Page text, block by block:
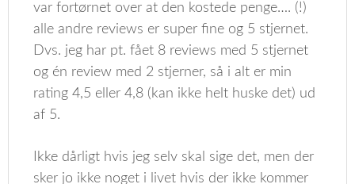
var fortørnet over at den kostede penge…. (!)
alle andre reviews er super fine og 5 stjernet.
Dvs. jeg har pt. fået 8 reviews med 5 stjernet
og én review med 2 stjerner, så i alt er min
rating 4,5 eller 4,8 (kan ikke helt huske det) ud
af 5.
Ikke dårligt hvis jeg selv skal sige det, men der
sker jo ikke noget i livet hvis der ikke kommer